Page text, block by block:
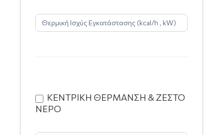
ΚΕΝΤΡΙΚΗ ΘΕΡΜΑΝΣΗ & ΖΕΣΤΟ
ΝΕΡΟ